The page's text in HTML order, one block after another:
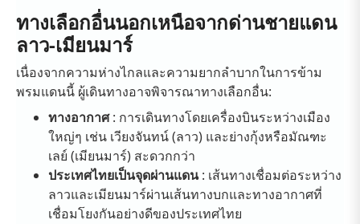
ทางเลือกอื่นนอกเหนือจากด่านชายแดน
ลาว-เมียนมาร์
เนื่องจากความห่างไกลและความยากลำบากในการข้าม
พรมแดนนี้ ผู้เดินทางอาจพิจารณาทางเลือกอื่น:
ทางอากาศ: การเดินทางโดยเครื่องบินระหว่างเมือง
ใหญ่ๆ เช่น เวียงจันทน์ (ลาว) และย่างกุ้งหรือมัณฑะ
เลย์ (เมียนมาร์) สะดวกกว่า
ประเทศไทยเป็นจุดผ่านแดน: เส้นทางเชื่อมต่อระหว่าง
ลาวและเมียนมาร์ผ่านเส้นทางบกและทางอากาศที่
เชื่อมโยงกันอย่างดีของประเทศไทย